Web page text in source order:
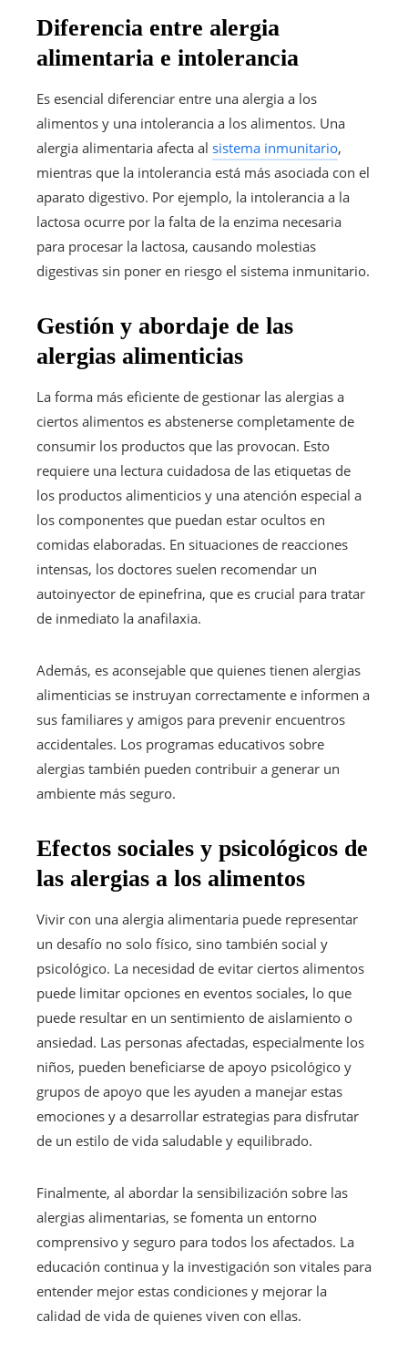
Diferencia entre alergia
alimentaria e intolerancia
Es esencial diferenciar entre una alergia a los
alimentos y una intolerancia a los alimentos. Una
alergia alimentaria afecta al sistema inmunitario,
mientras que la intolerancia está más asociada con el
aparato digestivo. Por ejemplo, la intolerancia a la
lactosa ocurre por la falta de la enzima necesaria
para procesar la lactosa, causando molestias
digestivas sin poner en riesgo el sistema inmunitario.
Gestión y abordaje de las
alergias alimenticias
La forma más eficiente de gestionar las alergias a
ciertos alimentos es abstenerse completamente de
consumir los productos que las provocan. Esto
requiere una lectura cuidadosa de las etiquetas de
los productos alimenticios y una atención especial a
los componentes que puedan estar ocultos en
comidas elaboradas. En situaciones de reacciones
intensas, los doctores suelen recomendar un
autoinyector de epinefrina, que es crucial para tratar
de inmediato la anafilaxia.
Además, es aconsejable que quienes tienen alergias
alimenticias se instruyan correctamente e informen a
sus familiares y amigos para prevenir encuentros
accidentales. Los programas educativos sobre
alergias también pueden contribuir a generar un
ambiente más seguro.
Efectos sociales y psicológicos de
las alergias a los alimentos
Vivir con una alergia alimentaria puede representar
un desafío no solo físico, sino también social y
psicológico. La necesidad de evitar ciertos alimentos
puede limitar opciones en eventos sociales, lo que
puede resultar en un sentimiento de aislamiento o
ansiedad. Las personas afectadas, especialmente los
niños, pueden beneficiarse de apoyo psicológico y
grupos de apoyo que les ayuden a manejar estas
emociones y a desarrollar estrategias para disfrutar
de un estilo de vida saludable y equilibrado.
Finalmente, al abordar la sensibilización sobre las
alergias alimentarias, se fomenta un entorno
comprensivo y seguro para todos los afectados. La
educación continua y la investigación son vitales para
entender mejor estas condiciones y mejorar la
calidad de vida de quienes viven con ellas.